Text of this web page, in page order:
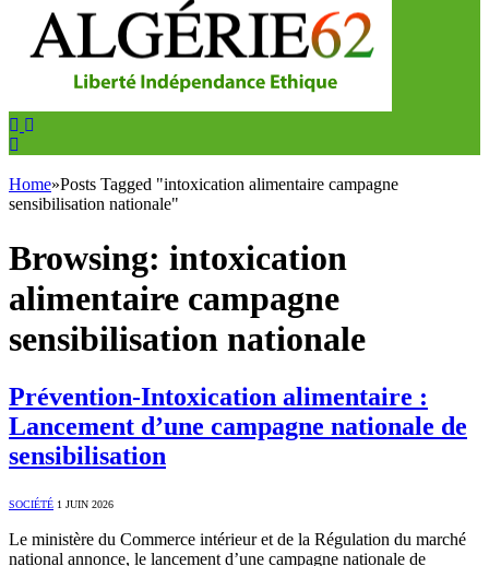
Home»Posts Tagged "intoxication alimentaire campagne
sensibilisation nationale"
Browsing: intoxication
alimentaire campagne
sensibilisation nationale
Prévention-Intoxication alimentaire :
Lancement d’une campagne nationale de
sensibilisation
SOCIÉTÉ 1 JUIN 2026
Le ministère du Commerce intérieur et de la Régulation du marché
national annonce, le lancement d’une campagne nationale de